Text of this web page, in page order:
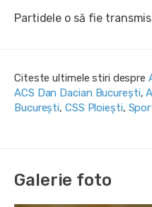
Partidele o să fie
Citeste ultimele stiri despre
ACS Dan Dacian Bucureşti,
București, CSS Ploiești,
Galerie foto